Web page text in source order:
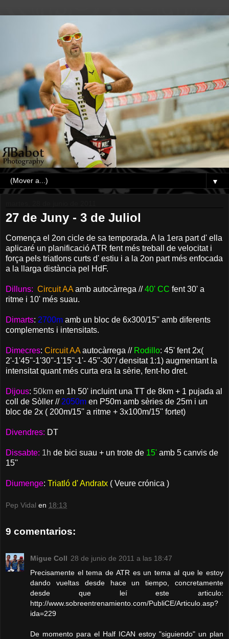
▼
27 de Juny - 3 de Juliol
Comença el 2on cicle de sa temporada. A la 1era part d' ella
aplicaré un planificació ATR fent més treball de velocitat i
força pels triatlons curts d' estiu i a la 2on part més enfocada
a la llarga distància pel HdF.
Dilluns: Circuit AA amb autocàrrega //40' CC fent 30' a
ritme i 10' més suau.
Dimarts: 2700m amb un bloc de 6x300/15'' amb diferents
complements i intensitats.
Dimecres: Circuit AA autocàrrega // Rodillo: 45' fent 2x(
2'-1'45''-1'30''-1'15''-1'- 45''-30''/ densitat 1:1) augmentant la
intensitat quant més curta era la sèrie, fent-ho dret.
Dijous: 50km en 1h 50' incluint una TT de 8km + 1 pujada al
coll de Sòller // 2050m en P50m amb sèries de 25m i un
bloc de 2x ( 200m/15'' a ritme + 3x100m/15'' fortet)
Divendres: DT
Dissabte: 1h de bici suau + un trote de 15' amb 5 canvis de
15''
Diumenge: Triatló d' Andratx ( Veure crónica )
Pep Vidal en 18:13
9 comentarios:
Migue Coll 28 de junio de 2011 a las 18:47
Precisamente el tema de ATR es un tema al que le estoy
dando vueltas desde hace un tiempo, concretamente
desde que leí este articulo:
http://www.sobreentrenamiento.com/PubliCE/Articulo.asp?
ida=229
De momento para el Half ICAN estoy "siguiendo" un plan